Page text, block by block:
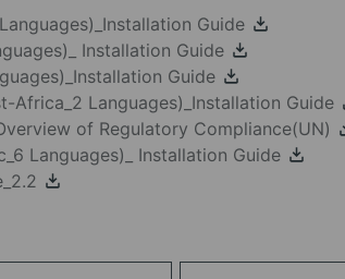
Guide
Installation Guide
Guide
Africa_2 Languages)_Installation Guide
of Regulatory Compliance(UN)
Languages)_ Installation Guide